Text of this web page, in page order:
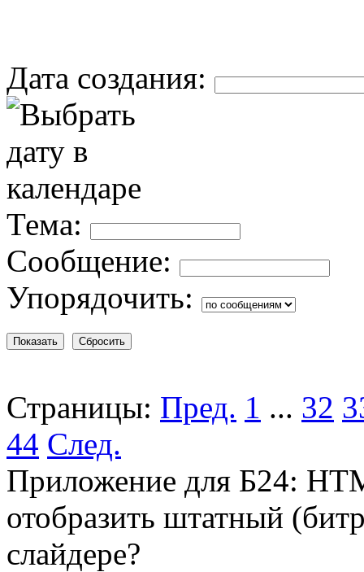
Дата создания:
Тема:
Сообщение:
Упорядочить:
Страницы: Пред. 1 ... 32
44 След.
Приложение для Б24:
отобразить штатный
слайдере?